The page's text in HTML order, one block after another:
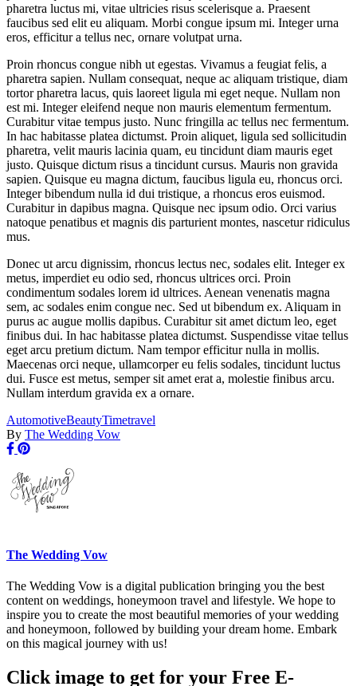
pharetra luctus mi, vitae ultricies risus scelerisque a. Praesent
faucibus sed elit eu aliquam. Morbi congue ipsum mi. Integer urna
eros, efficitur a tellus nec, ornare volutpat urna.
Proin rhoncus congue nibh ut egestas. Vivamus a feugiat felis, a
pharetra sapien. Nullam consequat, neque ac aliquam tristique, diam
tortor pharetra lacus, quis laoreet ligula mi eget neque. Nullam non
est mi. Integer eleifend neque non mauris elementum fermentum.
Curabitur vitae tempus justo. Nunc fringilla ac tellus nec fermentum.
In hac habitasse platea dictumst. Proin aliquet, ligula sed sollicitudin
pharetra, velit mauris lacinia quam, eu tincidunt diam mauris eget
justo. Quisque dictum risus a tincidunt cursus. Mauris non gravida
sapien. Quisque eu magna dictum, faucibus ligula eu, rhoncus orci.
Integer bibendum nulla id dui tristique, a rhoncus eros euismod.
Curabitur in dapibus magna. Quisque nec ipsum odio. Orci varius
natoque penatibus et magnis dis parturient montes, nascetur ridiculus
mus.
Donec ut arcu dignissim, rhoncus lectus nec, sodales elit. Integer ex
metus, imperdiet eu odio sed, rhoncus ultrices orci. Proin
condimentum sodales lorem id ultrices. Aenean venenatis magna
sem, ac sodales enim congue nec. Sed ut bibendum ex. Aliquam in
purus ac augue mollis dapibus. Curabitur sit amet dictum leo, eget
finibus dui. In hac habitasse platea dictumst. Suspendisse vitae tellus
eget arcu pretium dictum. Nam tempor efficitur nulla in mollis.
Maecenas orci neque, ullamcorper eu felis sodales, tincidunt luctus
dui. Fusce est metus, semper sit amet erat a, molestie finibus arcu.
Nullam interdum gravida ex a ornare.
AutomotiveBeautyTimetravel
By The Wedding Vow
The Wedding Vow
The Wedding Vow is a digital publication bringing you the best
content on weddings, honeymoon travel and lifestyle. We hope to
inspire you to create the most beautiful memories of your wedding
and honeymoon, followed by building your dream home. Embark
on this magical journey with us!
Click image to get for your Free E-